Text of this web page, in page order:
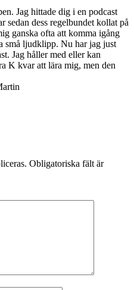
Jag hittade dig i en podcast
sedan dess regelbundet kollat på
ganska ofta att komma igång
små ljudklipp. Nu har jag just
Jag håller med eller kan
K kvar att lära mig, men den
Obligatoriska fält är